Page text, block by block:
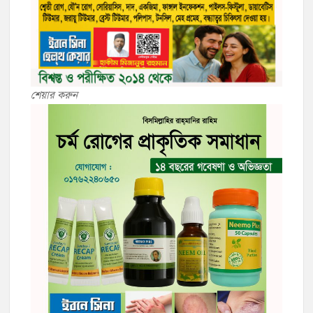
শেয়ার করুন